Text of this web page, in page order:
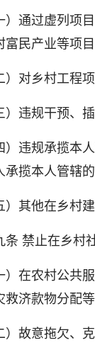
过虚列项目
富民产业等项目
乡村工程项
规干预、插
规承揽本人
承揽本人管辖
他在乡村建
禁止在乡村社
农村公共服
救济款物分配
意拖欠、克